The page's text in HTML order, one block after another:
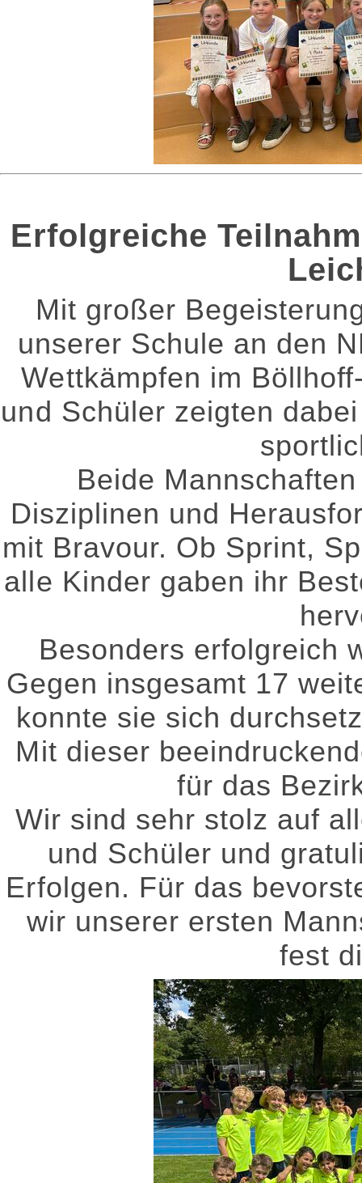
Erfolgreiche
Mit großer
unserer Schule an den
Wettkämpfen im
und Schüler zeigten
Beide
Disziplinen und
mit Bravour. Ob Sprint,
alle Kinder gaben ihr
Besonders erfolgreich
Gegen insgesamt 17
konnte sie sich
Mit dieser
für das
Wir sind sehr stolz auf
und Schüler und
Erfolgen. Für das
wir unserer ersten
fest